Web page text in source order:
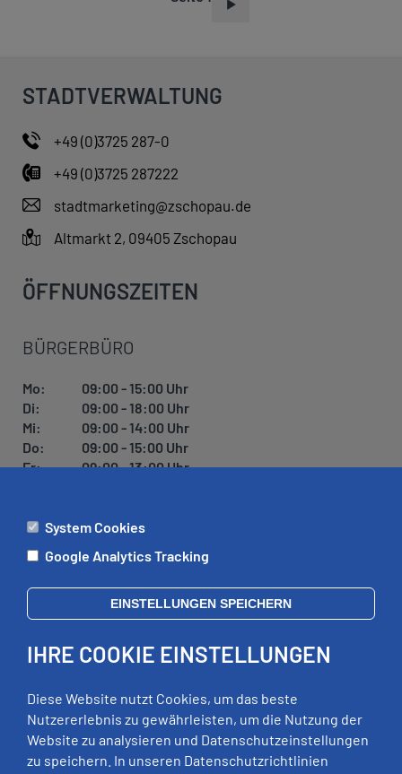
STADTVERWALTUNG
+49 (0)3725 287-0
+49 (0)3725 287222
stadtmarketing@zschopau.de
Altmarkt 2, 09405 Zschopau
ÖFFNUNGSZEITEN
BÜRGERBÜRO
Mo:
09:00 - 15:00 Uhr
Di:
09:00 - 18:00 Uhr
Mi:
09:00 - 14:00 Uhr
Do:
09:00 - 15:00 Uhr
Fr:
09:00 - 13:00 Uhr
ÄMTER
Di:
09:00 - 12:00 Uhr, 13:00 - 18:00 Uhr
Mi:
geschlossen
Fr:
09:00 - 12:00 Uhr
RECHTLICHES
System Cookies
Google Analytics Tracking
EINSTELLUNGEN SPEICHERN
IHRE COOKIE EINSTELLUNGEN
Diese Website nutzt Cookies, um das beste
Nutzererlebnis zu gewährleisten, um die Nutzung der
Website zu analysieren und Datenschutzeinstellungen
zu speichern. In unseren Datenschutzrichtlinien